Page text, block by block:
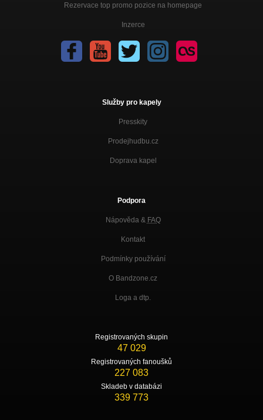
Rezervace top promo pozice na homepage
Inzerce
Služby pro kapely
Presskity
Prodejhudbu.cz
Doprava kapel
Podpora
Nápověda & FAQ
Kontakt
Podmínky používání
O Bandzone.cz
Loga a dtp.
Registrovaných skupin
47 029
Registrovaných fanoušků
227 083
Skladeb v databázi
339 773